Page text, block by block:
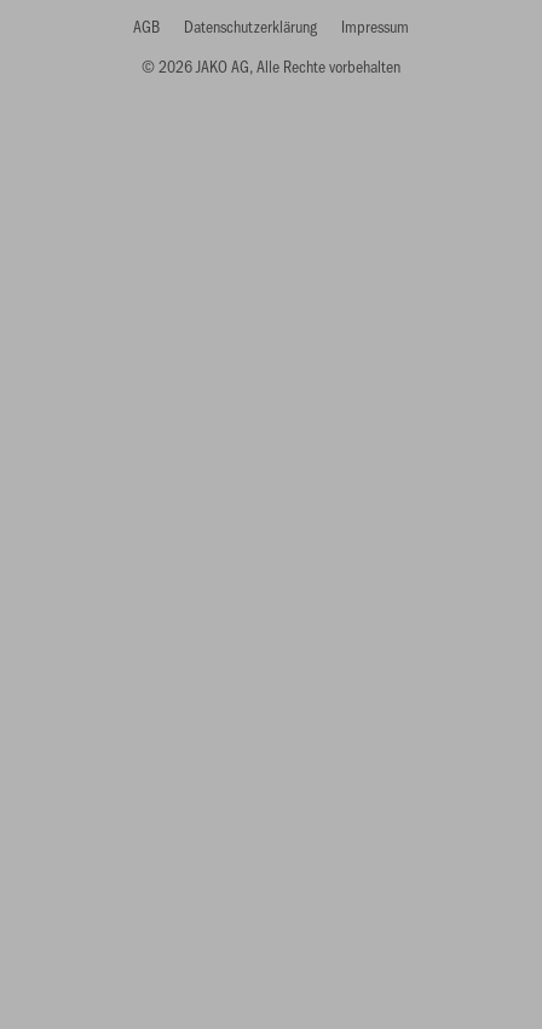
© 2026 JAKO AG, Alle Rechte vorbehalten
AGB Datenschutzerklärung Impressum